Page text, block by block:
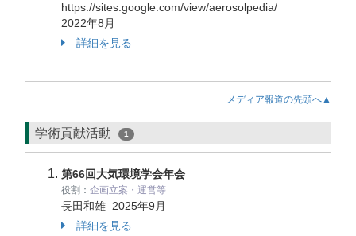
https://sites.google.com/view/aerosolpedia/
2022年8月
詳細を見る
メディア報道の先頭へ▲
学術貢献活動 1
第66回大気環境学会年会
役割： 企画立案・運営等
長田和雄 2025年9月
詳細を見る